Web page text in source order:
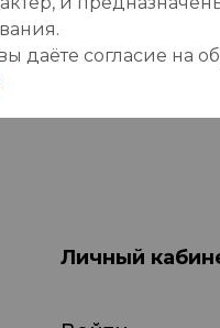
нет отзывов,
Личный
даёте cогласие на